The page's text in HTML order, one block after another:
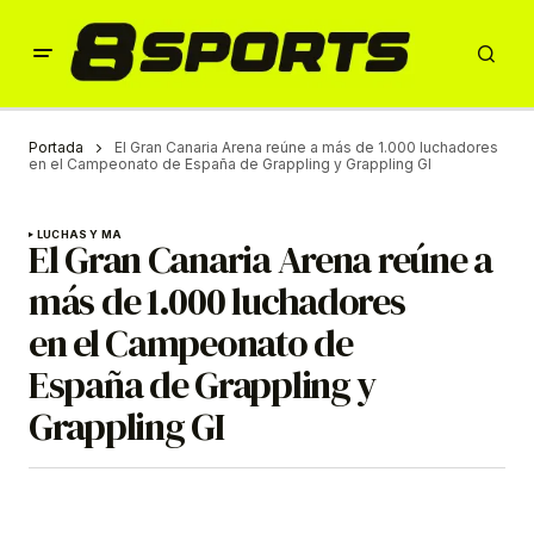
Portada
El Gran Canaria Arena reúne a más de 1.000 luchadores
en el Campeonato de España de Grappling y Grappling GI
LUCHAS Y MA
El Gran Canaria Arena reúne a
más de 1.000 luchadores
en el Campeonato de
España de Grappling y
Grappling GI